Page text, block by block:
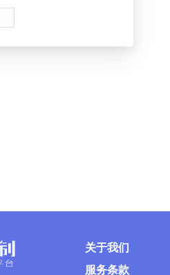
关于我们
服务条款